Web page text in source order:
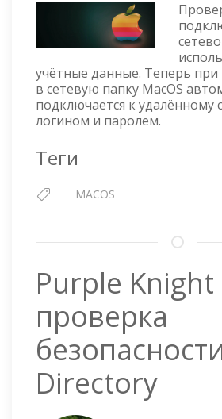
ОТ
учётные данные. Теперь при
в сетевую папку MacOS
подключается к удалённому
логином и паролем.
Теги
MACOS
Purple
проверка
Directory